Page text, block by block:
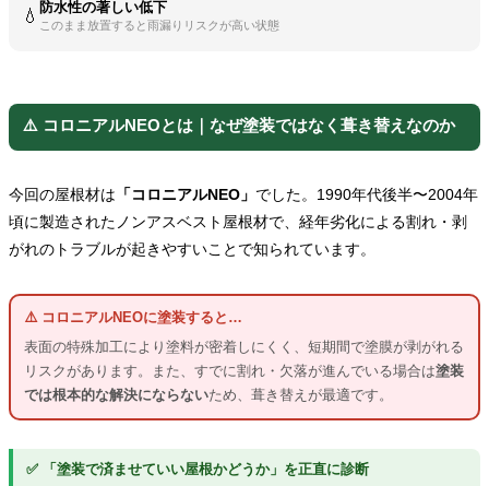
💧 防水性の著しい低下
このまま放置すると雨漏りリスクが高い状態
⚠️ コロニアルNEOとは｜なぜ塗装ではなく葺き替えなのか
今回の屋根材は 「コロニアルNEO」 でした。1990年代後半〜2004年
頃に製造されたノンアスベスト屋根材で、経年劣化による割れ・剥
がれのトラブルが起きやすいことで知られています。
⚠️ コロニアルNEOに塗装すると…
表面の特殊加工により塗料が密着しにくく、短期間で塗膜が剥がれる
リスクがあります。また、すでに割れ・欠落が進んでいる場合は塗装
では根本的な解決にならないため、葺き替えが最適です。
✅ 「塗装で済ませていい屋根かどうか」を正直に診断